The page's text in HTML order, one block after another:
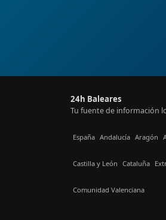
24h Baleares
Tu fuente de información
España Andalucía Aragón
Castilla y León Cataluña
Comunidad Valenciana